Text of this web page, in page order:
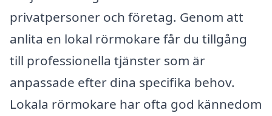
privatpersoner och företag. Genom att
anlita en lokal rörmokare får du tillgång
till professionella tjänster som är
anpassade efter dina specifika behov.
Lokala rörmokare har ofta god kännedom